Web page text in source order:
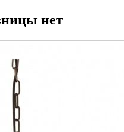
нет